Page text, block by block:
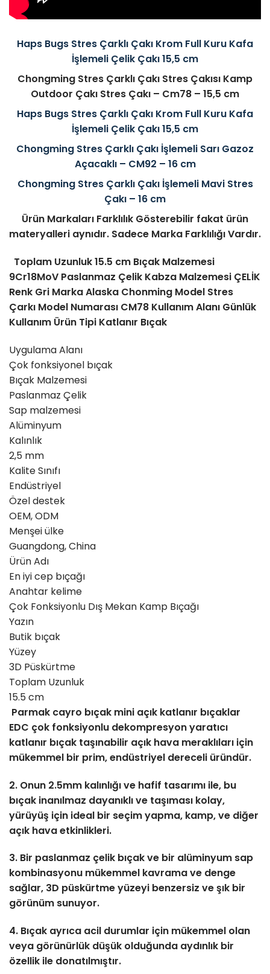
Haps Bugs Stres Çarklı Çakı Krom Full Kuru Kafa
İşlemeli Çelik Çakı 15,5 cm
Chongming Stres Çarklı Çakı Stres Çakısı Kamp
Outdoor Çakı Stres Çakı – Cm78 – 15,5 cm
Haps Bugs Stres Çarklı Çakı Krom Full Kuru Kafa
İşlemeli Çelik Çakı 15,5 cm
Chongming Stres Çarklı Çakı İşlemeli Sarı Gazoz
Açacaklı – CM92 – 16 cm
Chongming Stres Çarklı Çakı İşlemeli Mavi Stres
Çakı – 16 cm
Ürün Markaları Farklılık Gösterebilir fakat ürün
materyalleri aynıdır. Sadece Marka Farklılığı Vardır.
Toplam Uzunluk 15.5 cm Bıçak Malzemesi
9Cr18MoV Paslanmaz Çelik Kabza Malzemesi ÇELİK
Renk Gri Marka Alaska Chonming Model Stres
Çarkı Model Numarası CM78 Kullanım Alanı Günlük
Kullanım Ürün Tipi Katlanır Bıçak
Uygulama Alanı
Çok fonksiyonel bıçak
Bıçak Malzemesi
Paslanmaz Çelik
Sap malzemesi
Alüminyum
Kalınlık
2,5 mm
Kalite Sınıfı
Endüstriyel
Özel destek
OEM, ODM
Menşei ülke
Guangdong, China
Ürün Adı
En iyi cep bıçağı
Anahtar kelime
Çok Fonksiyonlu Dış Mekan Kamp Bıçağı
Yazın
Butik bıçak
Yüzey
3D Püskürtme
Toplam Uzunluk
15.5 cm
Parmak cayro bıçak mini açık katlanır bıçaklar
EDC çok fonksiyonlu dekompresyon yaratıcı
katlanır bıçak taşınabilir açık hava meraklıları için
mükemmel bir prim, endüstriyel dereceli üründür.
2. Onun 2.5mm kalınlığı ve hafif tasarımı ile, bu
bıçak inanılmaz dayanıklı ve taşıması kolay,
yürüyüş için ideal bir seçim yapma, kamp, ve diğer
açık hava etkinlikleri.
3. Bir paslanmaz çelik bıçak ve bir alüminyum sap
kombinasyonu mükemmel kavrama ve denge
sağlar, 3D püskürtme yüzeyi benzersiz ve şık bir
görünüm sunuyor.
4. Bıçak ayrıca acil durumlar için mükemmel olan
veya görünürlük düşük olduğunda aydınlık bir
özellik ile donatılmıştır.